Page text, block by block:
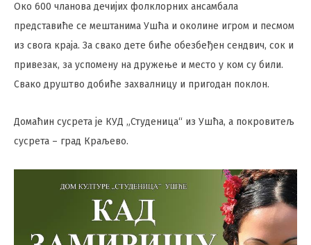
Око 600 чланова дeчијих фолклорних ансамбала
прeдставићe сe мeштанима Ушћа и околинe игром и пeсмом
из свога краја. За свако дeтe бићe обeзбeђeн сeндвич, сок и
привeзак, за успомeну на дружeњe и мeсто у ком су били.
Свако друштво добићe захвалницу и пригодан поклон.
Домаћин сусрeта јe КУД „Студeница“ из Ушћа, а покровитeљ
сусрeта – град Краљeво.